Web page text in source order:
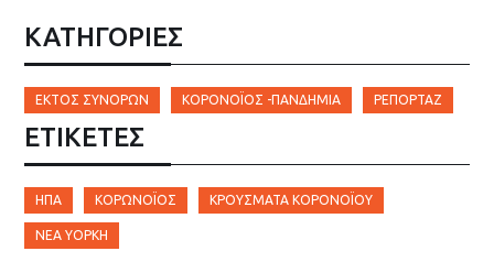
ΚΑΤΗΓΟΡΙΕΣ
ΕΚΤΌΣ ΣΥΝΌΡΩΝ ΚΟΡΟΝΟΪΟΣ -ΠΑΝΔΗΜΙΑ ΡΕΠΟΡΤΆΖ
ΕΤΙΚΈΤΕΣ
ΗΠΑ ΚΟΡΩΝΟΪΌΣ ΚΡΟΎΣΜΑΤΑ ΚΟΡΟΝΟΪΟΎ
ΝΈΑ ΥΌΡΚΗ